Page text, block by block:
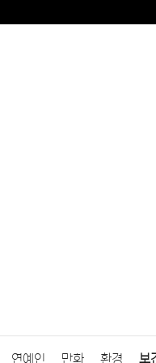
연예인 만화 환경 보